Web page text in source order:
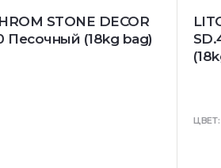
STONE DECOR
Песочный (18kg bag)
ЦВЕТ: